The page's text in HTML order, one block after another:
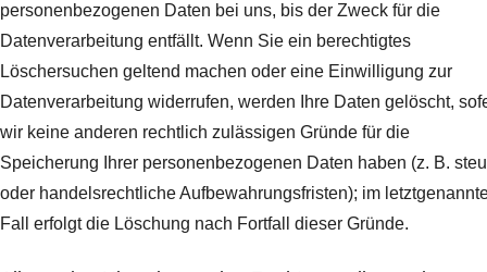
personenbezogenen Daten bei uns, bis der Zweck für die
Datenverarbeitung entfällt. Wenn Sie ein berechtigtes
Löschersuchen geltend machen oder eine Einwilligung zur
Datenverarbeitung widerrufen, werden Ihre Daten gelöscht,
wir keine anderen rechtlich zulässigen Gründe für die
Speicherung Ihrer personenbezogenen Daten haben (z. B.
oder handelsrechtliche Aufbewahrungsfristen); im
Fall erfolgt die Löschung nach Fortfall dieser Gründe.